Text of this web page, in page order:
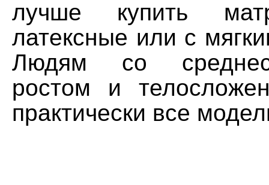
лучше купить
латексные или с
Людям со
ростом и
практически все